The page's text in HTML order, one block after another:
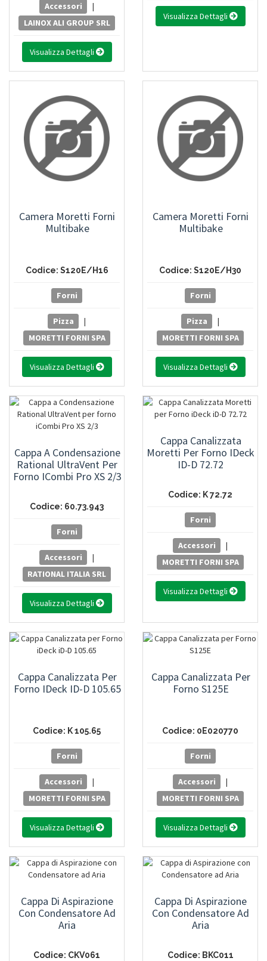
Accessori
|
LAINOX ALI GROUP SRL
Visualizza Dettagli
Visualizza Dettagli
Camera Moretti Forni
Multibake
Codice: S120E/H16
Forni
Pizza
|
MORETTI FORNI SPA
Visualizza Dettagli
Camera Moretti Forni
Multibake
Codice: S120E/H30
Forni
Pizza
|
MORETTI FORNI SPA
Visualizza Dettagli
Cappa A Condensazione
Rational UltraVent Per
Forno ICombi Pro XS 2/3
Codice: 60.73.943
Forni
Accessori
|
RATIONAL ITALIA SRL
Visualizza Dettagli
Cappa Canalizzata
Moretti Per Forno IDeck
ID-D 72.72
Codice: K 72.72
Forni
Accessori
|
MORETTI FORNI SPA
Visualizza Dettagli
Cappa Canalizzata Per
Forno IDeck ID-D 105.65
Codice: K 105.65
Forni
Accessori
|
MORETTI FORNI SPA
Visualizza Dettagli
Cappa Canalizzata Per
Forno S125E
Codice: 0E020770
Forni
Accessori
|
MORETTI FORNI SPA
Visualizza Dettagli
Cappa Di Aspirazione
Con Condensatore Ad
Aria
Codice: CKV061
Cappa Di Aspirazione
Con Condensatore Ad
Aria
Codice: BKC011